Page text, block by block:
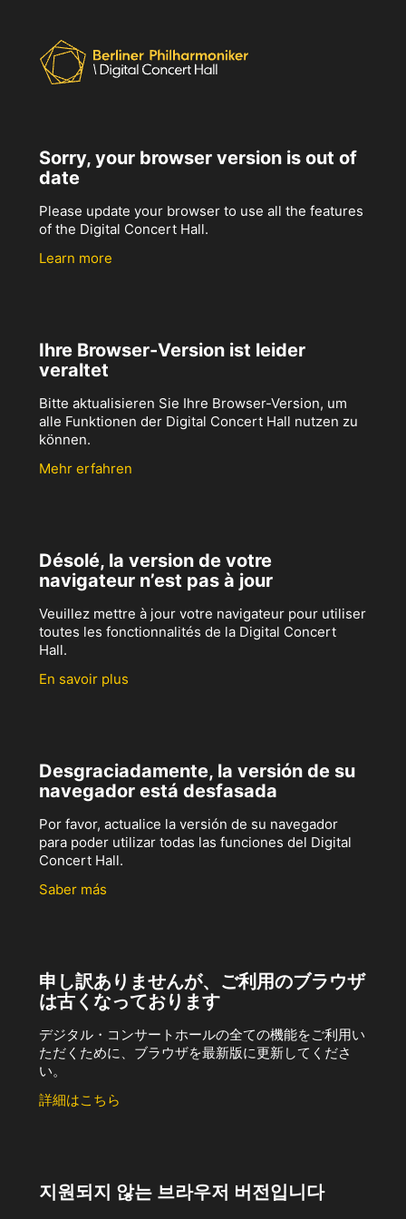
Sorry, your browser version is out of
date
Please update your browser to use all the features
of the Digital Concert Hall.
Learn more
Ihre Browser-Version ist leider
veraltet
Bitte aktualisieren Sie Ihre Browser-Version, um
alle Funktionen der Digital Concert Hall nutzen zu
können.
Mehr erfahren
Désolé, la version de votre
navigateur n’est pas à jour
Veuillez mettre à jour votre navigateur pour utiliser
toutes les fonctionnalités de la Digital Concert
Hall.
En savoir plus
Desgraciadamente, la versión de su
navegador está desfasada
Por favor, actualice la versión de su navegador
para poder utilizar todas las funciones del Digital
Concert Hall.
Saber más
申し訳ありませんが、ご利用のブラウザ
は古くなっております
デジタル・コンサートホールの全ての機能をご利用い
ただくために、ブラウザを最新版に更新してくださ
い。
詳細はこちら
지원되지 않는 브라우저 버전입니다